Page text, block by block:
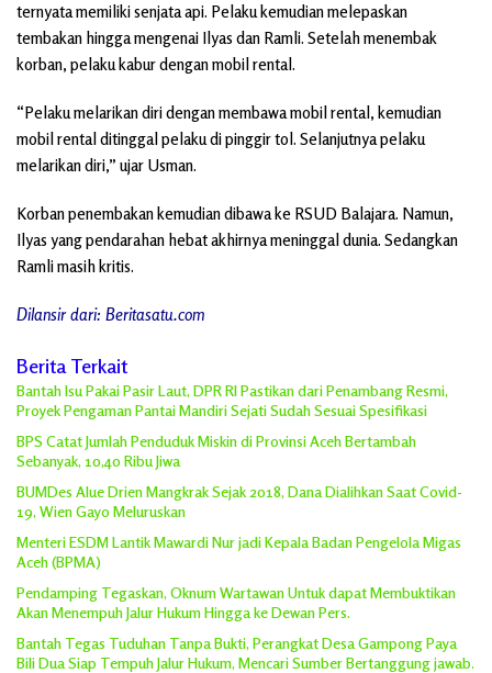
ternyata memiliki senjata api. Pelaku kemudian melepaskan
tembakan hingga mengenai Ilyas dan Ramli. Setelah menembak
korban, pelaku kabur dengan mobil rental.
“Pelaku melarikan diri dengan membawa mobil rental, kemudian
mobil rental ditinggal pelaku di pinggir tol. Selanjutnya pelaku
melarikan diri,” ujar Usman.
Korban penembakan kemudian dibawa ke RSUD Balajara. Namun,
Ilyas yang pendarahan hebat akhirnya meninggal dunia. Sedangkan
Ramli masih kritis.
Dilansir dari: Beritasatu.com
Berita Terkait
Bantah Isu Pakai Pasir Laut, DPR RI Pastikan dari Penambang Resmi,
Proyek Pengaman Pantai Mandiri Sejati Sudah Sesuai Spesifikasi
BPS Catat Jumlah Penduduk Miskin di Provinsi Aceh Bertambah
Sebanyak, 10,40 Ribu Jiwa
BUMDes Alue Drien Mangkrak Sejak 2018, Dana Dialihkan Saat Covid-
19, Wien Gayo Meluruskan
Menteri ESDM Lantik Mawardi Nur jadi Kepala Badan Pengelola Migas
Aceh (BPMA)
Pendamping Tegaskan, Oknum Wartawan Untuk dapat Membuktikan
Akan Menempuh Jalur Hukum Hingga ke Dewan Pers.
Bantah Tegas Tuduhan Tanpa Bukti, Perangkat Desa Gampong Paya
Bili Dua Siap Tempuh Jalur Hukum, Mencari Sumber Bertanggung jawab.